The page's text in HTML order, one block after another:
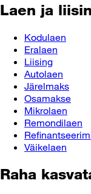
Laen ja
Kodulaen
Eralaen
Liising
Autolaen
Järelmaks
Osamakse
Mikrolaen
Remondilaen
Väikelaen
Raha